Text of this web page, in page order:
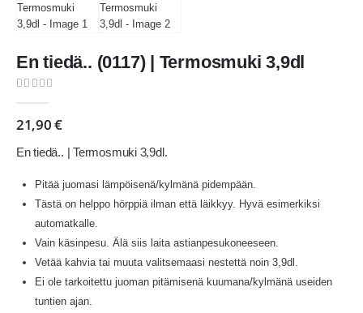
En tiedä.. (0117) | Termosmuki 3,9dl
21,90€
En tiedä.. | Termosmuki 3,9dl.
Pitää juomasi lämpöisenä/kylmänä pidempään.
Tästä on helppo hörppiä ilman että läikkyy. Hyvä esimerkiksi
automatkalle.
Vain käsinpesu. Älä siis laita astianpesukoneeseen.
Vetää kahvia tai muuta valitsemaasi nestettä noin 3,9dl.
Ei ole tarkoitettu juoman pitämisenä kuumana/kylmänä useiden
tuntien ajan.